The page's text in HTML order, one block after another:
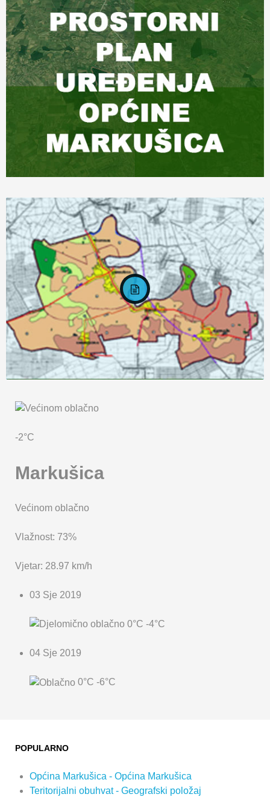
-2°C
Markušica
Većinom oblačno
Vlažnost: 73%
Vjetar: 28.97 km/h
03 Sje 2019
0°C -4°C
04 Sje 2019
0°C -6°C
POPULARNO
Općina Markušica - Općina Markušica
Teritorijalni obuhvat - Geografski položaj